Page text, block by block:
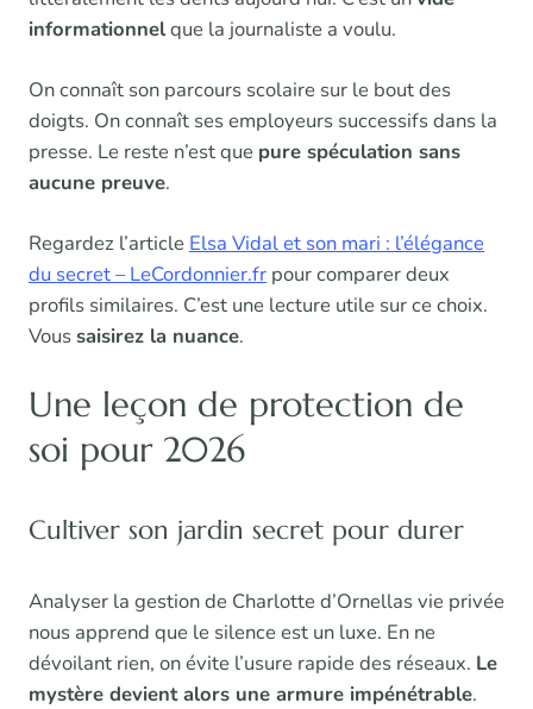
informationnelque la journaliste a voulu.
On connaît son parcours scolaire sur le bout des
doigts. On connaît ses employeurs successifs dans la
presse. Le reste n’est que pure spéculation sans
aucune preuve.
Regardez l’article Elsa Vidal et son mari : l’élégance
du secret – LeCordonnier.fr pour comparer deux
profils similaires. C’est une lecture utile sur ce choix.
Voussaisirez la nuance.
Une leçon de protection de
soi pour 2026
Cultiver son jardin secret pour durer
Analyser la gestion de Charlotte d’Ornellas vie privée
nous apprend que le silence est un luxe. En ne
dévoilant rien, on évite l’usure rapide des réseaux. Le
mystère devient alors une armure impénétrable.